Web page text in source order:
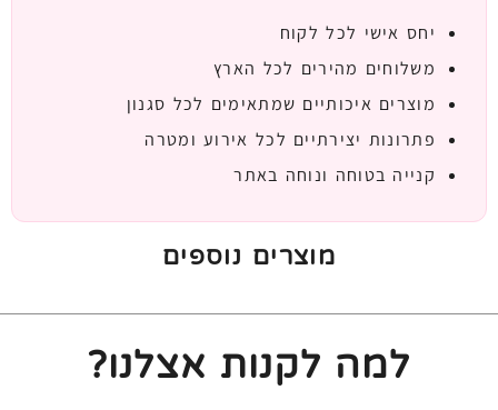
יחס אישי לכל לקוח
משלוחים מהירים לכל הארץ
מוצרים איכותיים שמתאימים לכל סגנון
פתרונות יצירתיים לכל אירוע ומטרה
קנייה בטוחה ונוחה באתר
מוצרים נוספים
למה לקנות אצלנו?